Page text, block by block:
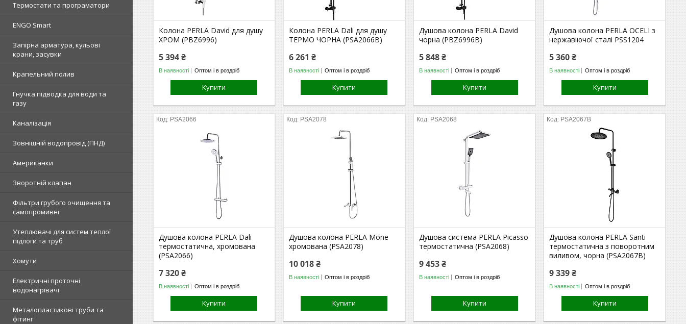
Термостати та програматори
ENGO Smart
Запірна арматура, кульові
крани, засувки
Крапельний полив
Гнучка підводка для води та
газу
Каналізація
Зовнішній водопровід (ПНД)
Американки
Зворотній клапан
Фільтри грубого очищення та
самопромивні
Утеплювачі для систем теплої
підлоги та труб
Хомути
Електричні проточні
водонагрівачі
Металопластикові труби та
фітинг
Колона PERLA David для душу
ХРОМ (PBZ6996)
5 394 ₴
В наявності Оптом і в роздріб
Купити
Колона PERLA Dali для душу
ТЕРМО ЧОРНА (PSA2066B)
6 261 ₴
В наявності Оптом і в роздріб
Купити
Душова колона PERLA David
чорна (PBZ6996B)
5 848 ₴
В наявності Оптом і в роздріб
Купити
Душова колона PERLA OCELI з
нержавіючої сталі PSS1204
5 360 ₴
В наявності Оптом і в роздріб
Купити
PSA2066
Душова колона PERLA Dali
термостатична, хромована
(PSA2066)
7 320 ₴
В наявності Оптом і в роздріб
Купити
PSA2078
Душова колона PERLA Mone
хромована (PSA2078)
10 018 ₴
В наявності Оптом і в роздріб
Купити
PSA2068
Душова система PERLA Picasso
термостатична (PSA2068)
9 453 ₴
В наявності Оптом і в роздріб
Купити
PSA2067B
Душова колона PERLA Santi
термостатична з поворотним
виливом, чорна (PSA2067B)
9 339 ₴
В наявності Оптом і в роздріб
Купити